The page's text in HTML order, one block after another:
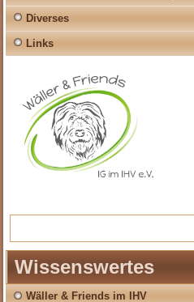
Diverses
Links
Wissenswertes
Wäller & Friends im IHV